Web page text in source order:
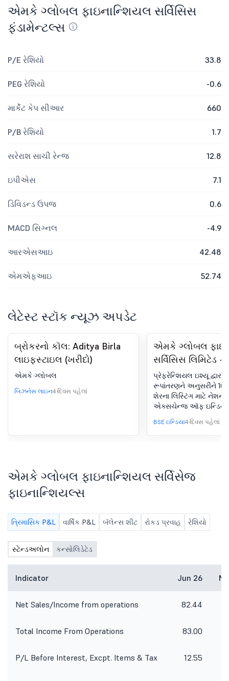
એમકે ગ્લોબલ ફાઇનાન્શિયલ સર્વિસિસ
ફંડામેન્ટલ્સ
P/E રેશિયો 33.8
PEG રેશિયો -0.6
માર્કેટ કેપ સીઆર 660
P/B રેશિયો 1.7
સરેરાશ સાચી રેન્જ 12.8
ઇપીએસ 7.1
ડિવિડન્ડ ઉપજ 0.6
MACD સિગ્નલ -4.9
આરએસઆઇ 42.48
એમએફઆઇ 52.74
લેટેસ્ટ સ્ટૉક ન્યૂઝ અપડેટ
બ્રોકરનો કૉલ: Aditya Birla
લાઇફસ્ટાઇલ (ખરીદો)
એમકે ગ્લોબલ
બિઝનેસ લાઇન4 દિવસ પહેલાં
એમકે ગ્લોબલ
સર્વિસિસ લિમિટેડ
પ્રેફરેન્શિયલ
માધ્યમથી વૉરંટના
અનુસરીને 100000
શેરના લિસ્ટિંગ
સ્ટૉક એક્સચેન્જ
ઇન્ડિયા લિમિટેડ
પ્રેફરેન્શિયલ ઇશ્યૂ દ્વારા
રૂપાંતરણને અનુસરીને
શેરના લિસ્ટિંગ માટે
એક્સચેન્જ ઑફ ઇન્ડિયા
તરફથી ઇન-પ્રિન્સિપલ
BSE ઇન્ડિયા4 દિવસ પહેલાં
એમકે ગ્લોબલ ફાઇનાન્શિયલ સર્વિસેજ
ફાઇનાન્શિયલ્સ
ત્રિમાસિક P&L વાર્ષિક P&L બૅલેન્સ શીટ રોકડ પ્રવાહ રેશિયો
સ્ટેન્ડઅલોન કન્સોલિડેટેડ
Indicator Jun 26
Net Sales/Income from operations 82.44
Total Income From Operations 83.00
P/L Before Interest, Excpt. Items & Tax 12.55